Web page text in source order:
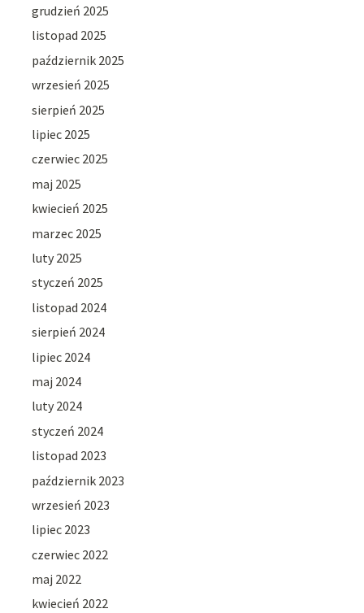
grudzień 2025
listopad 2025
październik 2025
wrzesień 2025
sierpień 2025
lipiec 2025
czerwiec 2025
maj 2025
kwiecień 2025
marzec 2025
luty 2025
styczeń 2025
listopad 2024
sierpień 2024
lipiec 2024
maj 2024
luty 2024
styczeń 2024
listopad 2023
październik 2023
wrzesień 2023
lipiec 2023
czerwiec 2022
maj 2022
kwiecień 2022